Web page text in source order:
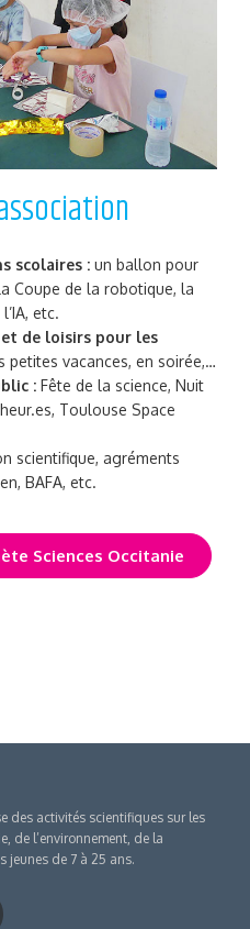
scolaires : un ballon pour
Coupe de la robotique, la
etc.
et de loisirs pour les
petites vacances, en soirée,…
: Fête de la science, Nuit
Toulouse Space
scientifique, agréments
BAFA, etc.
Sciences Occitanie
des activités scientifiques sur les
de l’environnement, de la
jeunes de 7 à 25 ans.